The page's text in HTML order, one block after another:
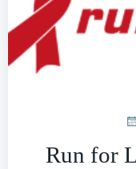
Run for